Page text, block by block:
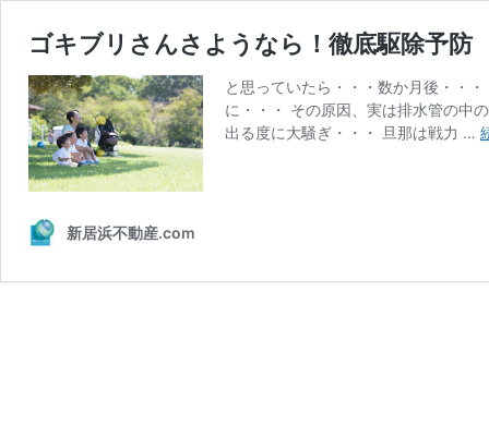
ゴキブリさんさようなら！徹底駆除予防
と思っていたら・・・数か月後・・
に・・・ その原因、実は排水管の中
出る度に大騒ぎ・・・ 旦那は戦力 …
新居浜不動産.com